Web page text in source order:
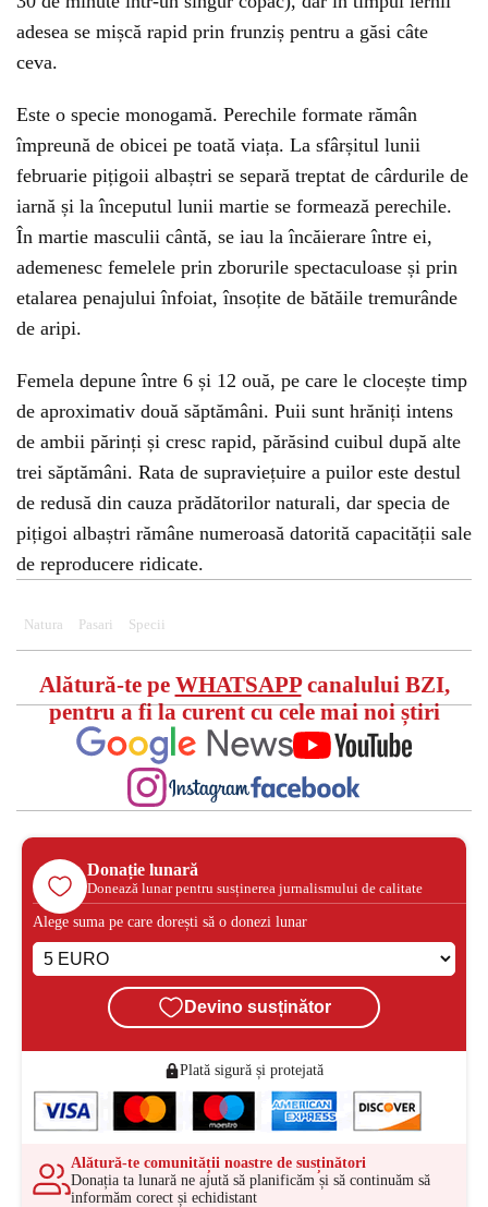
adesea se mișcă rapid prin frunziș pentru a găsi câte
ceva.
Este o specie monogamă. Perechile formate rămân
împreună de obicei pe toată viața. La sfârșitul lunii
februarie pițigoii albaștri se separă treptat de cârdurile de
iarnă și la începutul lunii martie se formează perechile.
În martie masculii cântă, se iau la încăierare între ei,
ademenesc femelele prin zborurile spectaculoase și prin
etalarea penajului înfoiat, însoțite de bătăile tremurânde
de aripi.
Femela depune între 6 și 12 ouă, pe care le clocește timp
de aproximativ două săptămâni. Puii sunt hrăniți intens
de ambii părinți și cresc rapid, părăsind cuibul după alte
trei săptămâni. Rata de supraviețuire a puilor este destul
de redusă din cauza prădătorilor naturali, dar specia de
pițigoi albaștri rămâne numeroasă datorită capacității sale
de reproducere ridicate.
Natura Pasari Specii
Alătură-te pe WHATSAPPcanalului BZI,
pentru a fi la curent cu cele mai noi știri
Donație lunară
Donează lunar pentru susținerea jurnalismului de calitate
Alege suma pe care dorești să o donezi lunar
Devino susținător
Plată sigură și protejată
Alătură-te comunității noastre de susținători
Donația ta lunară ne ajută să planificăm și să continuăm să
informăm corect și echidistant